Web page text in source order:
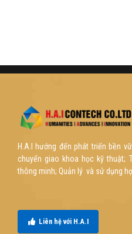
H.A.I hướng đến phát triển bền
chuyển giao khoa học kỹ thuật;
thông minh; Quản lý và sử dụng
Liên hệ với H.A.I